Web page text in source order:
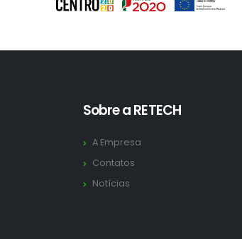
Sobre a RETECH
A Empresa
Contatos
Notícias